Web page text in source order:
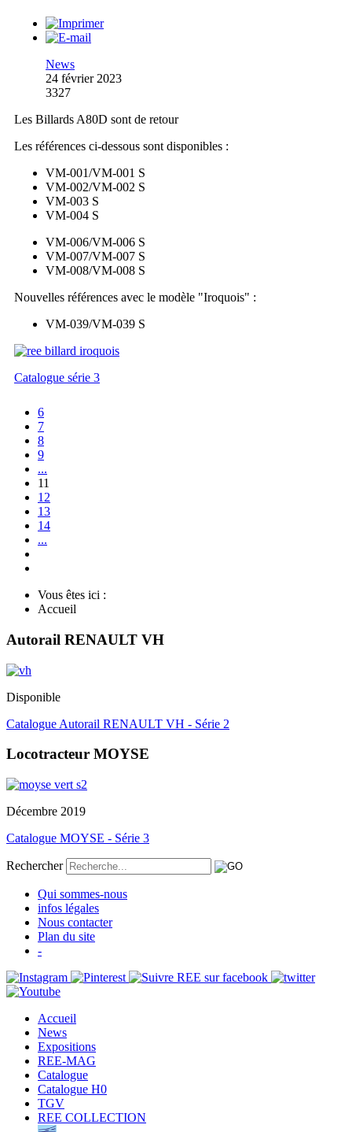
News
24 février 2023
3327
Les Billards A80D sont de retour
Les références ci-dessous sont disponibles :
VM-001/VM-001 S
VM-002/VM-002 S
VM-003 S
VM-004 S
VM-006/VM-006 S
VM-007/VM-007 S
VM-008/VM-008 S
Nouvelles références avec le modèle "Iroquois" :
VM-039/VM-039 S
Catalogue série 3
6
7
8
9
...
11
12
13
14
...
Vous êtes ici :
Accueil
Autorail RENAULT VH
Disponible
Catalogue Autorail RENAULT VH - Série 2
Locotracteur MOYSE
Décembre 2019
Catalogue MOYSE - Série 3
Rechercher
Qui sommes-nous
infos légales
Nous contacter
Plan du site
-
Accueil
News
Expositions
REE-MAG
Catalogue
Catalogue H0
TGV
REE COLLECTION